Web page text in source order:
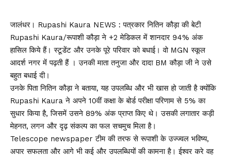
जालंधर। Rupashi Kaura NEWS : पत्रकार नितिन कौड़ा की बेटी
Rupashi Kaura/रूपाशी कौड़ा ने +2 मेडिकल में शानदार 94% अंक
हासिल किये हैं। स्टूडेंट और उनके पूरे परिवार को बधाई। वो MGN स्कूल
आदर्श नगर में पढ़ती हैं । उनकी माता तनुजा और दादा BM कौड़ा जी ने उसे
बहुत बधाई दी।
उनके पिता नितिन कौड़ा ने बताया, यह उपलब्धि और भी खास हो जाती है क्योंकि
Rupashi Kaura ने अपने 10वीं कक्षा के बोर्ड परीक्षा परिणाम से 5% का
सुधार किया है, जिसमें उसने 89% अंक प्राप्त किए थे। उसकी लगातार कड़ी
मेहनत, लगन और दृढ़ संकल्प का फल सचमुच मिला है।
Telescope newspaper टीम की तरफ से रूपाशी के उज्ज्वल भविष्य,
अपार सफलता और आगे भी कई और उपलब्धियों की कामना है। ईश्वर करे वह